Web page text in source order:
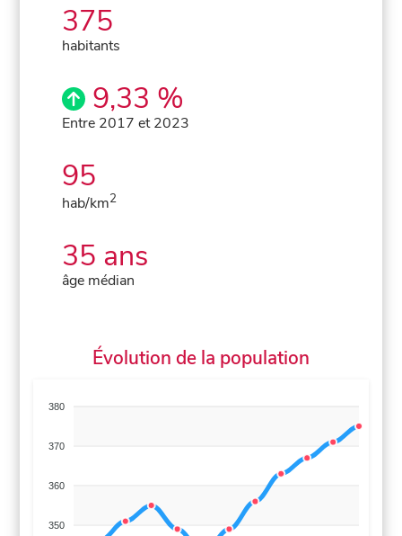
375
habitants
9,33 %
Entre 2017 et 2023
95
hab/km2
35 ans
âge médian
Évolution de la population
380
370
360
350